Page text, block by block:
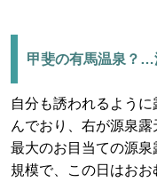
甲斐の有馬温泉？…
自分も誘われるよう
んでおり、右が源泉
最大のお目当ての源
規模で、この日はお